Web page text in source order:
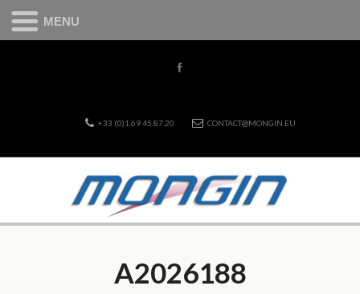
+33 (0)1.69.45.87.20 CONTACT@MONGIN.EU
A2026188
MENU